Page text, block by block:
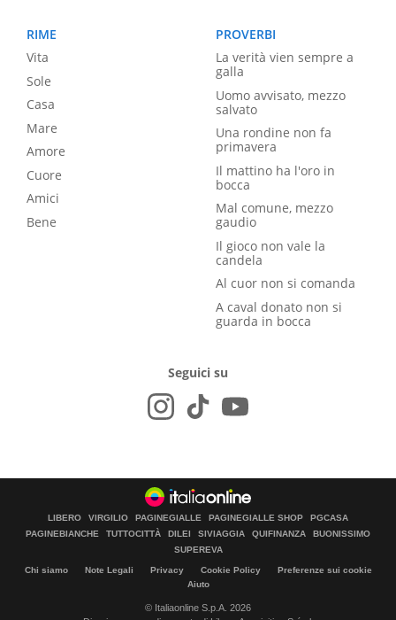
RIME
Vita
Sole
Casa
Mare
Amore
Cuore
Amici
Bene
PROVERBI
La verità vien sempre a
galla
Uomo avvisato, mezzo
salvato
Una rondine non fa
primavera
Il mattino ha l'oro in
bocca
Mal comune, mezzo
gaudio
Il gioco non vale la
candela
Al cuor non si comanda
A caval donato non si
guarda in bocca
Seguici su
LIBERO VIRGILIO PAGINEGIALLE PAGINEGIALLE SHOP
PGCASA
PAGINEBIANCHE
TUTTOCITTÀ DILEI SIVIAGGIA QUIFINANZA
BUONISSIMO
SUPEREVA
Chi siamo Note Legali Privacy Cookie Policy
Preferenze sui cookie
Aiuto
© Italiaonline S.p.A. 2026